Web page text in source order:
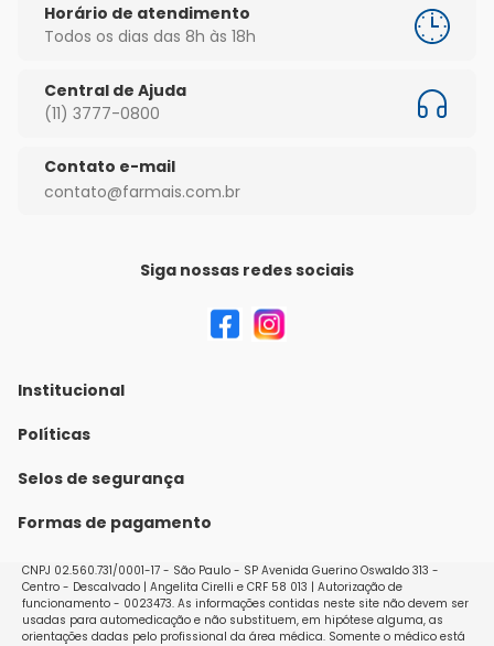
Horário de atendimento
Todos os dias das 8h às 18h
Central de Ajuda
(11) 3777-0800
Contato e-mail
contato@farmais.com.br
Siga nossas redes sociais
Institucional
Quem Somos
Seja um franqueado
Políticas
Política de Envio
Políticas de Trocas e Devoluções
Perguntas Frequentes - Faq
Selos de segurança
Formas de pagamento
CNPJ 02.560.731/0001-17 - São Paulo - SP Avenida Guerino Oswaldo 313 -
Centro - Descalvado | Angelita Cirelli e CRF 58 013 | Autorização de
funcionamento - 0023473. As informações contidas neste site não devem ser
usadas para automedicação e não substituem, em hipótese alguma, as
orientações dadas pelo profissional da área médica. Somente o médico está